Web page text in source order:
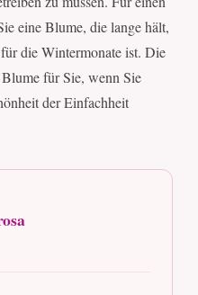
eine Blume, die lange hält,
die Wintermonate ist. Die
für Sie, wenn Sie
der Einfachheit